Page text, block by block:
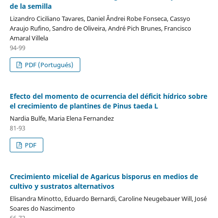
de la semilla
Lizandro Ciciliano Tavares, Daniel Ândrei Robe Fonseca, Cassyo
Araujo Rufino, Sandro de Oliveira, André Pich Brunes, Francisco
Amaral Villela
94-99
PDF (Portugués)
Efecto del momento de ocurrencia del déficit hídrico sobre
el crecimiento de plantines de Pinus taeda L
Nardia Bulfe, Maria Elena Fernandez
81-93
PDF
Crecimiento micelial de Agaricus bisporus en medios de
cultivo y sustratos alternativos
Elisandra Minotto, Eduardo Bernardi, Caroline Neugebauer Will, José
Soares do Nascimento